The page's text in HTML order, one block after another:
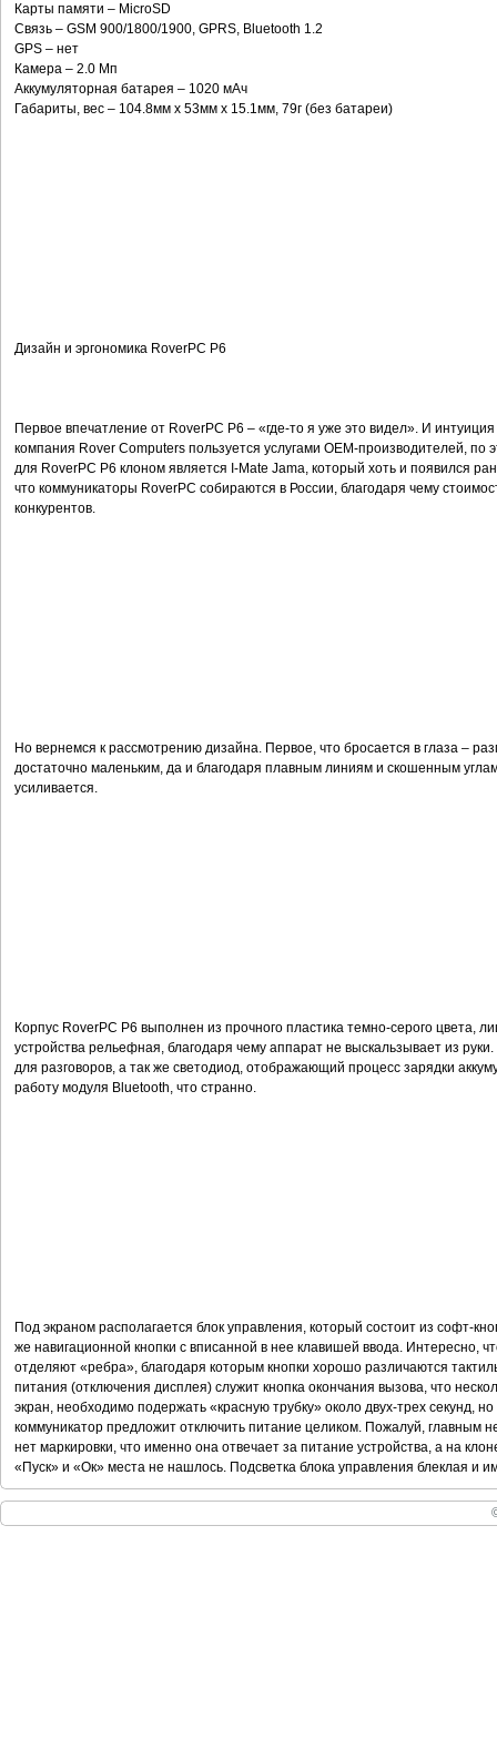
Карты памяти – MicroSD
Связь – GSM 900/1800/1900, GPRS, Bluetooth 1.2
GPS – нет
Камера – 2.0 Мп
Аккумуляторная батарея – 1020 мАч
Габариты, вес – 104.8мм x 53мм x 15.1мм, 79г (без батареи)
Дизайн и эргономика RoverPC P6
Первое впечатление от RoverPC P6 – «где-то я уже это видел». И
компания Rover Computers пользуется услугами OEM-производителей, по
для RoverPC P6 клоном является I-Mate Jama, который хоть и появился
что коммуникаторы RoverPC собираются в России, благодаря чему
конкурентов.
Но вернемся к рассмотрению дизайна. Первое, что бросается в глаза –
достаточно маленьким, да и благодаря плавным линиям и скошенным
усиливается.
Корпус RoverPC P6 выполнен из прочного пластика темно-серого цвета,
устройства рельефная, благодаря чему аппарат не выскальзывает из
для разговоров, а так же светодиод, отображающий процесс зарядки
работу модуля Bluetooth, что странно.
Под экраном располагается блок управления, который состоит из софт-
же навигационной кнопки с вписанной в нее клавишей ввода. Интересно,
отделяют «ребра», благодаря которым кнопки хорошо различаются
питания (отключения дисплея) служит кнопка окончания вызова, что
экран, необходимо подержать «красную трубку» около двух-трех секунд,
коммуникатор предложит отключить питание целиком. Пожалуй, главным
нет маркировки, что именно она отвечает за питание устройства, а на
«Пуск» и «Ок» места не нашлось. Подсветка блока управления блеклая и